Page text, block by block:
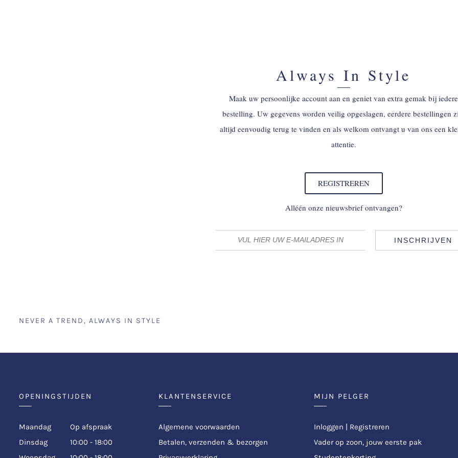
Always In Style
Maak uw persoonlijke account aan en geniet van extra gemak bij iedere
bestelling. Uw gegevens worden veilig opgeslagen, eerdere bestellingen
altijd eenvoudig terug te vinden en als welkom ontvangt u van ons een
attentie.
REGISTREREN
Alléén onze nieuwsbrief ontvangen?
INSCHRIJVEN
NEVER A TREND, ALWAYS IN STYLE
OPENINGSTIJDEN
Maandag
Op afspraak
Dinsdag
10:00 - 18:00
KLANTENSERVICE
Algemene voorwaarden
Betalen, verzenden & bezorgen
MIJN PELGER
Inloggen | Registreren
Vader op zoon, jouw eerste pak